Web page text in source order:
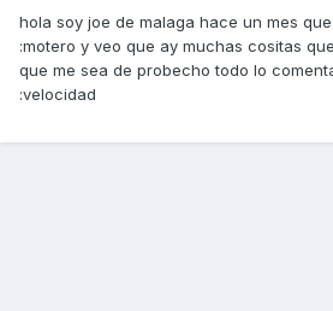
hola soy joe de malaga hace un mes
:motero y veo que ay muchas cositas
que me sea de probecho todo lo
:velocidad